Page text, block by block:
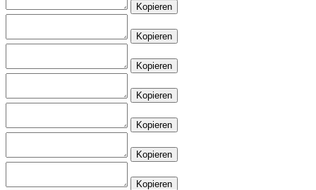
Kopieren
Kopieren
Kopieren
Kopieren
Kopieren
Kopieren
Kopieren